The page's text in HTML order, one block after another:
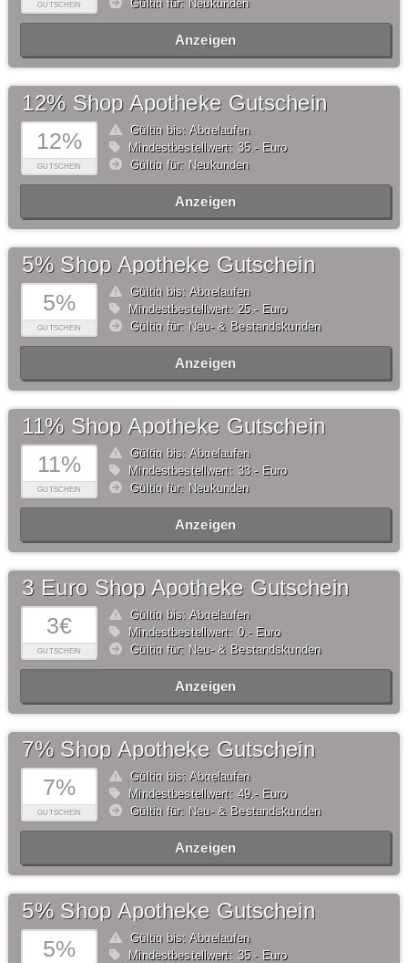
GUTSCHEIN Gültig für: Neukunden
Anzeigen
12%
GUTSCHEIN
12% Shop Apotheke Gutschein
Gültig bis: Abgelaufen
Mindestbestellwert: 35,- Euro
Gültig für: Neukunden
Anzeigen
5%
GUTSCHEIN
5% Shop Apotheke Gutschein
Gültig bis: Abgelaufen
Mindestbestellwert: 25,- Euro
Gültig für: Neu- & Bestandskunden
Anzeigen
11%
GUTSCHEIN
11% Shop Apotheke Gutschein
Gültig bis: Abgelaufen
Mindestbestellwert: 33,- Euro
Gültig für: Neukunden
Anzeigen
3€
GUTSCHEIN
3 Euro Shop Apotheke Gutschein
Gültig bis: Abgelaufen
Mindestbestellwert: 0,- Euro
Gültig für: Neu- & Bestandskunden
Anzeigen
7%
GUTSCHEIN
7% Shop Apotheke Gutschein
Gültig bis: Abgelaufen
Mindestbestellwert: 49,- Euro
Gültig für: Neu- & Bestandskunden
Anzeigen
5%
5% Shop Apotheke Gutschein
Gültig bis: Abgelaufen
Mindestbestellwert: 35,- Euro